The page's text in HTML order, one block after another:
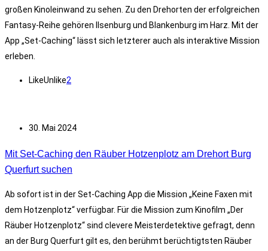
großen Kinoleinwand zu sehen. Zu den Drehorten der erfolgreichen
Fantasy-Reihe gehören Ilsenburg und Blankenburg im Harz. Mit der
App „Set-Caching“ lässt sich letzterer auch als interaktive Mission
erleben.
LikeUnlike2
30. Mai 2024
Mit Set-Caching den Räuber Hotzenplotz am Drehort Burg
Querfurt suchen
Ab sofort ist in der Set-Caching App die Mission „Keine Faxen mit
dem Hotzenplotz“ verfügbar. Für die Mission zum Kinofilm „Der
Räuber Hotzenplotz“ sind clevere Meisterdetektive gefragt, denn
an der Burg Querfurt gilt es, den berühmt berüchtigtsten Räuber